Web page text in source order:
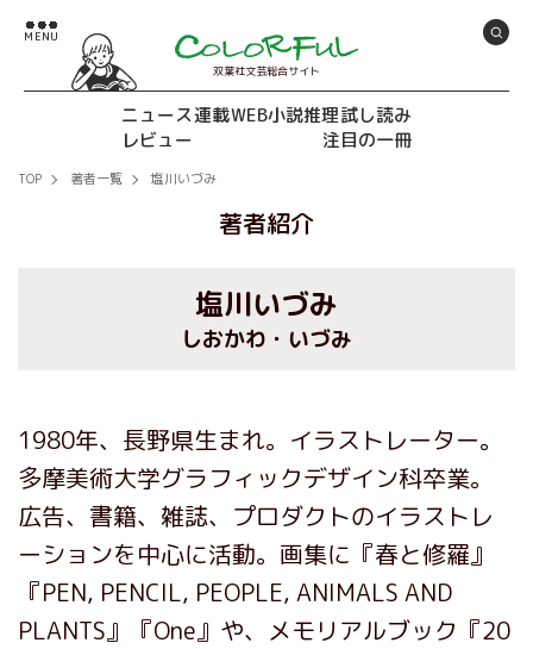
双葉社文芸総合サイト
ニュース連載WEB小説推理試し読み
レビュー
注目の一冊
TOP 著者一覧 塩川いづみ
著者紹介
塩川いづみ
しおかわ・いづみ
1980年、長野県生まれ。イラストレーター。
多摩美術大学グラフィックデザイン科卒業。
広告、書籍、雑誌、プロダクトのイラストレ
ーションを中心に活動。画集に『春と修羅』
『PEN, PENCIL, PEOPLE, ANIMALS AND
PLANTS』『One』や、メモリアルブック『20